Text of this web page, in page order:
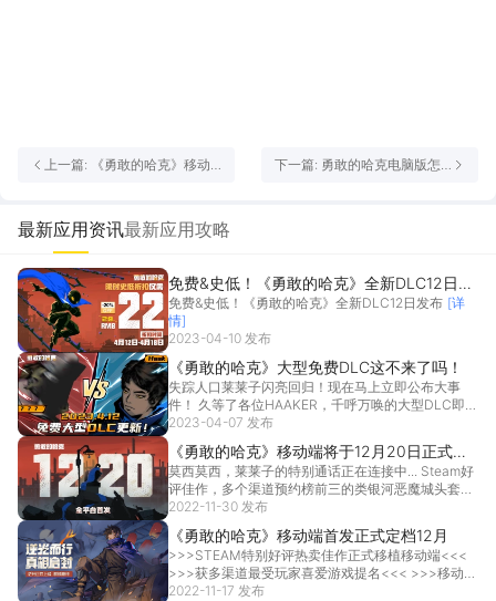
上一篇: 《勇敢的哈克》移动
下一篇: 勇敢的哈克电脑版怎
最新应用资讯最新应用攻略
免费&史低！《勇敢的哈克》全新DLC12日发
布
免费&史低！《勇敢的哈克》全新DLC12日发布 [详
情]
2023-04-10 发布
《勇敢的哈克》大型免费DLC这不来了吗！
失踪人口莱莱子闪亮回归！现在马上立即公布大事
件！ 久等了各位HAAKER，千呼万唤的大型DLC即将
更新，全新免费！内容超前丰富！
2023-04-07 发布
《勇敢的哈克》移动端将于12月20日正式首
发！预约晒图抽正版周边
莫西莫西，莱莱子的特别通话正在连接中... Steam好
评佳作，多个渠道预约榜前三的类银河恶魔城头套人
手游 《勇敢的哈克》移动端将于12月20日正式发售
太爷爷，您预约的游戏终于要上线了...
[详情]
2022-11-30 发布
《勇敢的哈克》移动端首发正式定档12月
>>>STEAM特别好评热卖佳作正式移植移动端<<<
>>>获多渠道最受玩家喜爱游戏提名<<< >>>移动端
限定赠送芽木支线剧情<<<
2022-11-17 发布